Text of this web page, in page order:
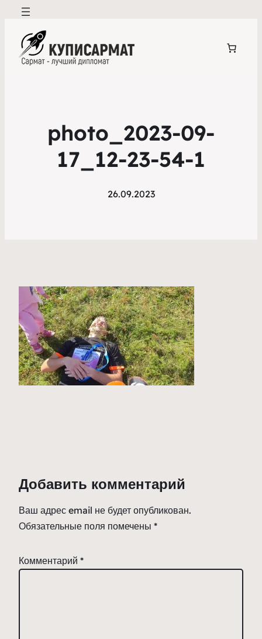
photo_2023-09-
17_12-23-54-1
26.09.2023
Добавить комментарий
Ваш адрес email не будет опубликован.
Обязательные поля помечены *
Комментарий *